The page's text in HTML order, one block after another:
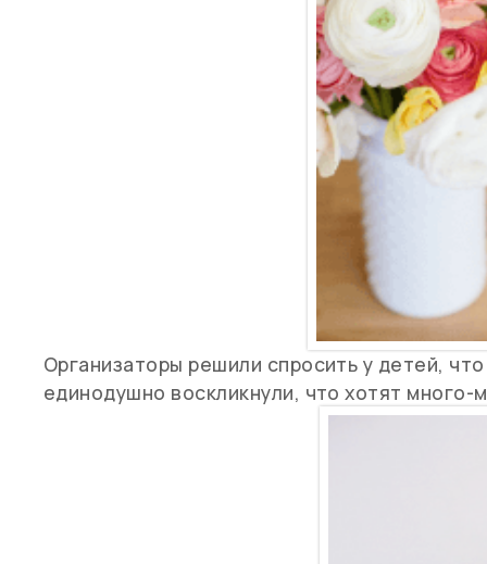
Организаторы решили спросить у детей,
единодушно воскликнули, что хотят